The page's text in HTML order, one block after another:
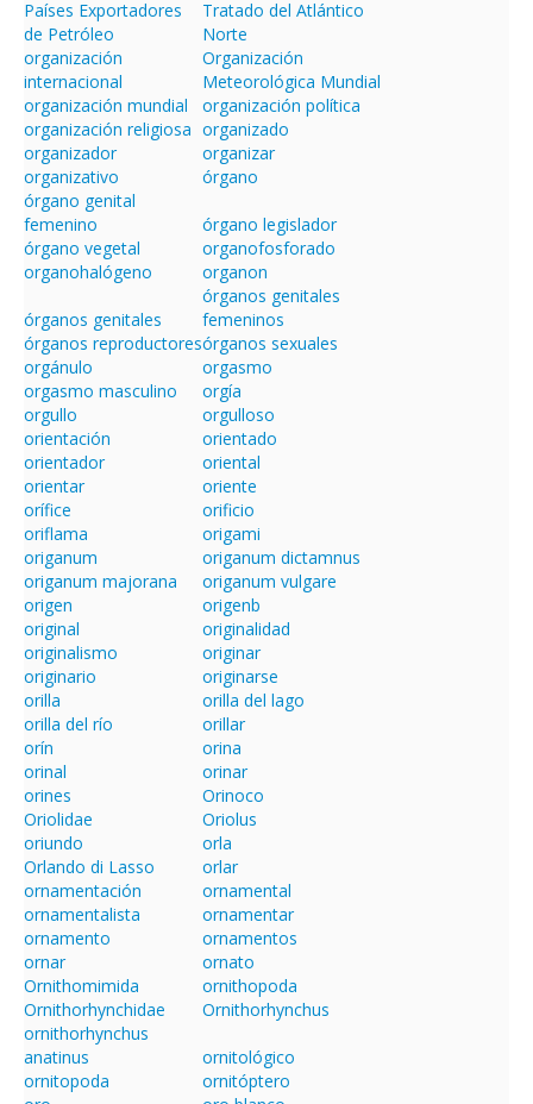
Países Exportadores
de Petróleo
Tratado del Atlántico
Norte
organización
internacional
Organización
Meteorológica Mundial
organización mundial
organización política
organización religiosa organizado
organizador
organizar
organizativo
órgano
órgano genital
femenino
órgano legislador
órgano vegetal
organofosforado
organohalógeno
organon
órganos genitales
órganos genitales
femeninos
órganos reproductoresórganos sexuales
orgánulo
orgasmo
orgasmo masculino
orgía
orgullo
orgulloso
orientación
orientado
orientador
oriental
orientar
oriente
orífice
orificio
oriflama
origami
origanum
origanum dictamnus
origanum majorana
origanum vulgare
origen
origenb
original
originalidad
originalismo
originar
originario
originarse
orilla
orilla del lago
orilla del río
orillar
orín
orina
orinal
orinar
orines
Orinoco
Oriolidae
Oriolus
oriundo
orla
Orlando di Lasso
orlar
ornamentación
ornamental
ornamentalista
ornamentar
ornamento
ornamentos
ornar
ornato
Ornithomimida
ornithopoda
Ornithorhynchidae
Ornithorhynchus
ornithorhynchus
anatinus
ornitológico
ornitopoda
ornitóptero